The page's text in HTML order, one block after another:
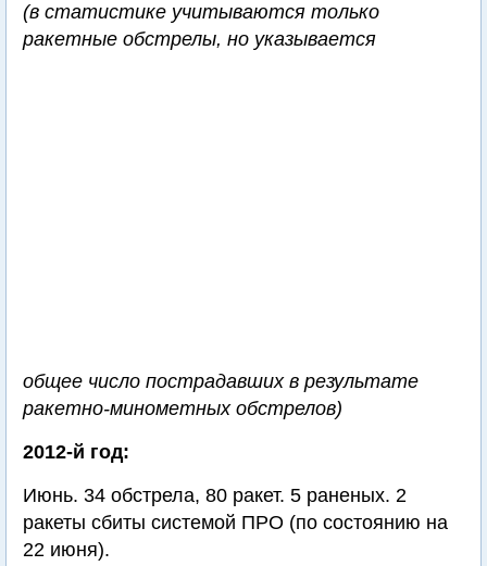
(в статистике учитываются только
ракетные обстрелы, но указывается
общее число пострадавших в результате
ракетно-минометных обстрелов)
2012-й год:
Июнь. 34 обстрела, 80 ракет. 5 раненых. 2
ракеты сбиты системой ПРО (по состоянию на
22 июня).